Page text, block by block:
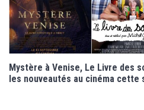
Mystère à Venise, Le Livre des
les nouveautés au cinéma cette